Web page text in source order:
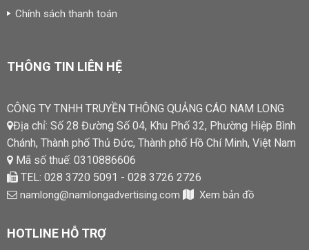
Chính sách thanh toán
THÔNG TIN LIÊN HỆ
CÔNG TY TNHH TRUYỀN THÔNG QUẢNG CÁO NAM LONG
Địa chỉ: Số 28 Đường Số 04, Khu Phố 32, Phường Hiệp Bình
Chánh, Thành phố Thủ Đức, Thành phố Hồ Chí Minh, Việt Nam
Mã số thuế: 0310886606
TEL: 028 3720 5091 - 028 3726 2726
namlong@namlongadvertising.com Xem bản đồ
HOTLINE HỖ TRỢ